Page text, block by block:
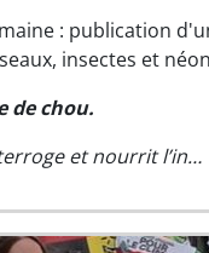
: publication
insectes et
de chou.
et nourrit l’in…